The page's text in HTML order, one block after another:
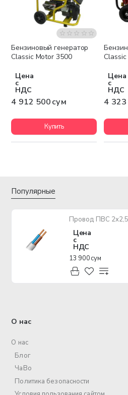
Бесплатная доставка
Бензиновый генератор
Classic Motor 3500
Цена
с
НДС
4 912 500 сум
Купить
Цена
с
НДС
4 323
Популярные
Цена
с
НДС
13 900 сум
О нас
О нас
Блог
ЧаВо
Политика безопасности